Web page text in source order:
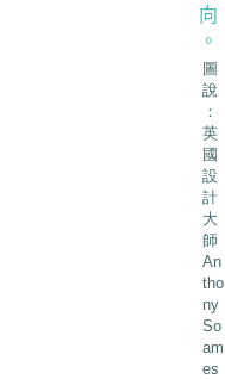
圖
說
：
英
國
設
計
大
師
An
tho
ny
So
am
es